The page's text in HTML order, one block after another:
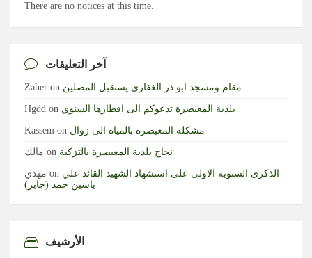
There are no notices at this time.
آخر التعليقات
Zaher on مقام ومسجد ابو ذر الغفاري يستقبل المصلين
Hgdd on بلدية المعيصرة تدعوكم الى افطارها السنوي
Kassem on مشكلة المعيصرة بالمياه الى زوال
مالك on نجاح بلدية المعيصرة بالتزكية
مهدي on الذكرى السنوية الاولى على استشهاد الشهيد القائد علي
ياسين حمد (جابر)
الأرشيف